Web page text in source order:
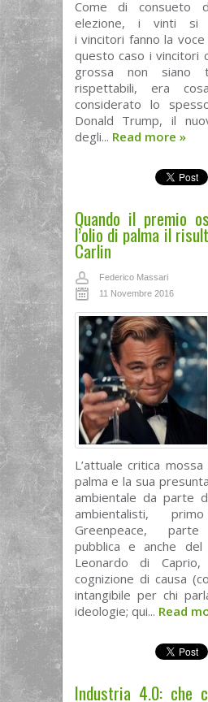
Come di consueto
elezione, i vinti si
i vincitori fanno la
questo caso i vincitori
grossa non siano
rispettabili, era
considerato lo
Donald Trump, il
degli... Read more »
Quando il premio
l’olio di palma il
Carlin
Federico Massari
11 Novembre 2016
L’attuale critica
palma e la sua
ambientale da parte
ambientalisti,
Greenpeace, parte
pubblica e anche
Leonardo di
cognizione di causa
intangibile per chi
ideologie; qui... Read
Industria 4.0: che